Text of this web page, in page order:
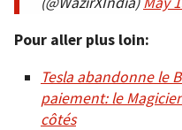
Pour aller plus loin:
Tesla abandonne le
paiement: le
côtés